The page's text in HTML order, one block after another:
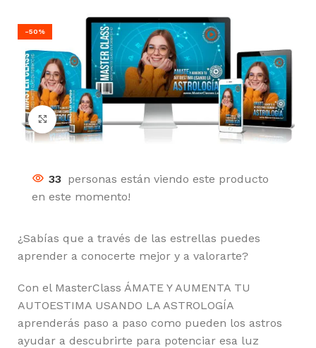
-50%
Click para agrandar
33 personas están viendo este producto
en este momento!
¿Sabías que a través de las estrellas puedes
aprender a conocerte mejor y a valorarte?
Con el MasterClass ÁMATE Y AUMENTA TU
AUTOESTIMA USANDO LA ASTROLOGÍA
aprenderás paso a paso como pueden los astros
ayudar a descubrirte para potenciar esa luz